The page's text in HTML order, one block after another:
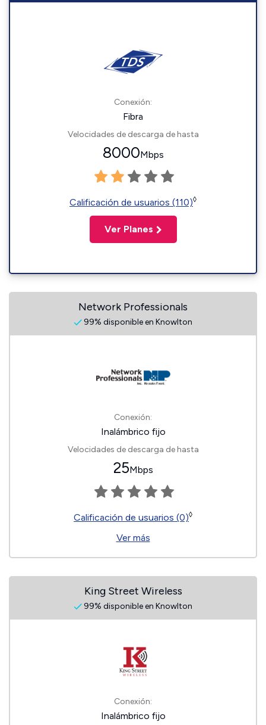
Conexión:
Fibra
Velocidades de descarga de hasta
8000Mbps
Calificación de usuarios (110)◊
Ver Planes
Network Professionals
99% disponible en Knowlton
Conexión:
Inalámbrico fijo
Velocidades de descarga de hasta
25Mbps
Calificación de usuarios (0)◊
Ver más
King Street Wireless
99% disponible en Knowlton
Conexión:
Inalámbrico fijo